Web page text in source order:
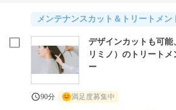
メンテナンスカット＆トリートメン
デザインカットも可
リミノ）のトリート
ー
90分 満足度募集中